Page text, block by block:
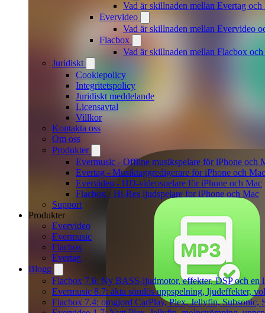
Vad är skillnaden mellan Evertag
Evervideo
Vad är skillnaden mellan Evervideo
Flacbox
Vad är skillnaden mellan Flacbox
Juridiskt
Cookiepolicy
Integritetspolicy
Juridiskt meddelande
Licensavtal
Villkor
Kontakta oss
Om oss
Produkter
Evermusic - Offline musikspelare för iPhone och
Evertag - Musiktaggredigerare för iPhone och Mac
Evervideo - HD-videospelare för iPhone och Mac
Flacbox - Hi-Res ljudspelare for iPhone och Mac
Support
Produkter
Evervideo
Evermusic
Flacbox
Evertag
Blogg
Flacbox 7.6: Ny BASS-ljudmotor, effekter, DSP och en
Evermusic 8.7: äkta sömlös uppspelning, ljudeffekter,
Flacbox 7.4: omgjord CarPlay, Plex, Jellyfin, Subsonic,